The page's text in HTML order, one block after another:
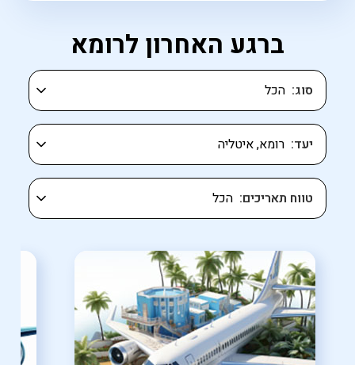
ברגע האחרון לרומא
יעד
סוג
טווח תאריכים